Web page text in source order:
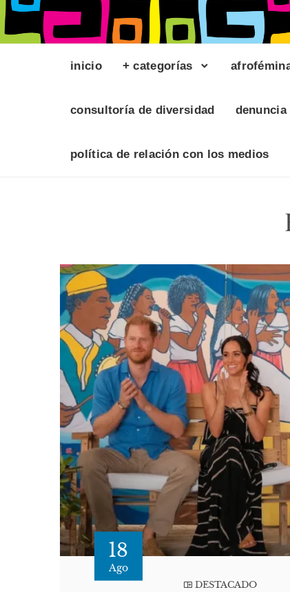
inicio + categorías
consultoría de diversidad
política de relación con los medios
18
Ago
DESTACADO